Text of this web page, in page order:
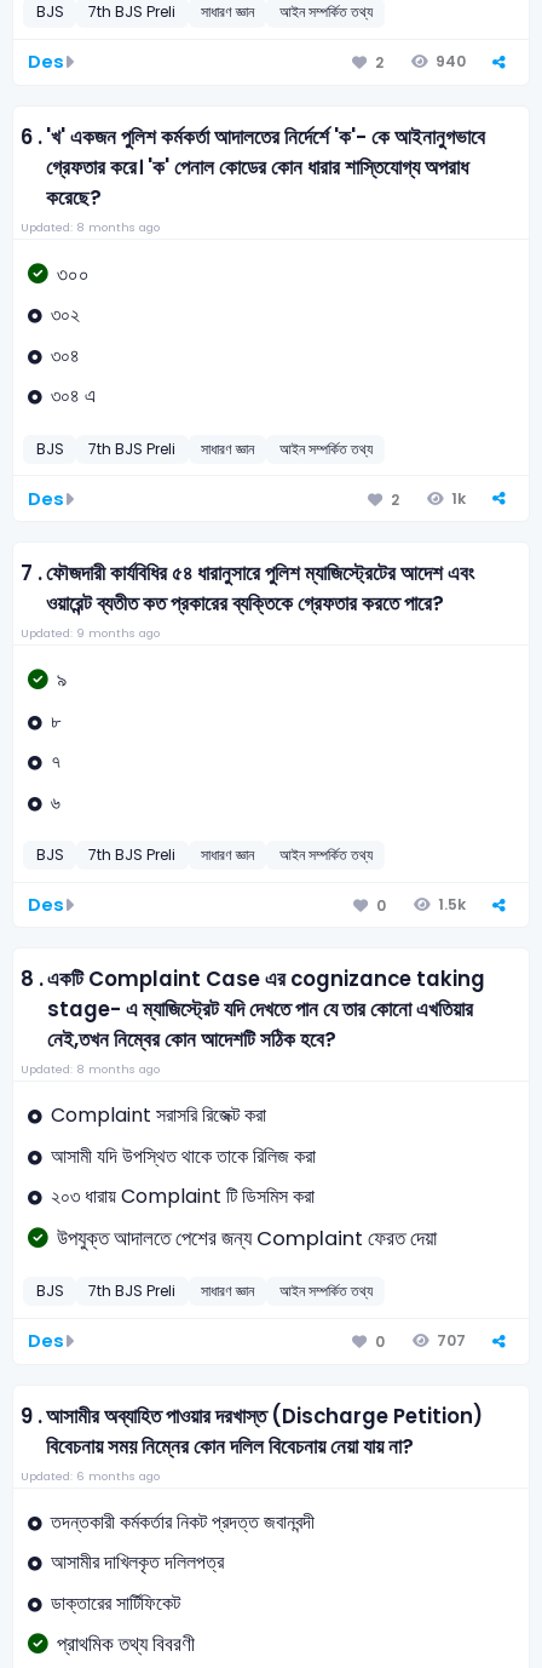
BJS 7th BJS Preli সাধারণ জ্ঞান আইন সম্পর্কিত তথ্য
Des 2 940
6 .'খ' একজন পুলিশ কর্মকর্তা আদালতের নির্দের্শে 'ক'- কে আইনানুগভাবে
গ্রেফতার করে। 'ক' পেনাল কোডের কোন ধারার শাস্তিযোগ্য অপরাধ
করেছে?
Updated: 8 months ago
৩০০
৩০২
৩০৪
৩০৪ এ
BJS 7th BJS Preli সাধারণ জ্ঞান আইন সম্পর্কিত তথ্য
Des 2 1k
7 .ফৌজদারী কার্যবিধির ৫৪ ধারানুসারে পুলিশ ম্যাজিস্ট্রেটের আদেশ এবং
ওয়ারেন্ট ব্যতীত কত প্রকারের ব্যক্তিকে গ্রেফতার করতে পারে?
Updated: 9 months ago
৯
৮
৭
৬
BJS 7th BJS Preli সাধারণ জ্ঞান আইন সম্পর্কিত তথ্য
Des 0 1.5k
8 .একটি Complaint Case এর cognizance taking
stage- এ ম্যাজিস্ট্রেট যদি দেখতে পান যে তার কোনো এখতিয়ার
নেই,তখন নিম্বের কোন আদেশটি সঠিক হবে?
Updated: 8 months ago
Complaint সরাসরি রিজেক্ট করা
আসামী যদি উপস্থিত থাকে তাকে রিলিজ করা
২০৩ ধারায় Complaint টি ডিসমিস করা
উপযুক্ত আদালতে পেশের জন্য Complaint ফেরত দেয়া
BJS 7th BJS Preli সাধারণ জ্ঞান আইন সম্পর্কিত তথ্য
Des 0 707
9 .আসামীর অব্যাহিত পাওয়ার দরখাস্ত (Discharge Petition)
বিবেচনায় সময় নিম্নের কোন দলিল বিবেচনায় নেয়া যায় না?
Updated: 6 months ago
তদন্তকারী কর্মকর্তার নিকট প্রদত্ত জবানবন্দী
আসামীর দাখিলকৃত দলিলপত্র
ডাক্তারের সার্টিফিকেট
প্রাথমিক তথ্য বিবরণী